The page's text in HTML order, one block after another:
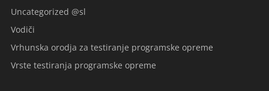
Uncategorized @sl
Vodiči
Vrhunska orodja za testiranje programske opreme
Vrste testiranja programske opreme